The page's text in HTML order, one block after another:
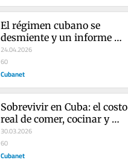
El régimen cubano se
desmiente y un informe
interno expone su baja
capacidad militar
24.04.2026
60
Cubanet
Sobrevivir en Cuba: el costo
real de comer, cocinar y
vivir
30.03.2026
60
Cubanet